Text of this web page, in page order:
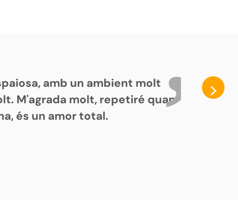
amb un ambient molt
M'agrada molt, repetiré quan
és un amor total.
>